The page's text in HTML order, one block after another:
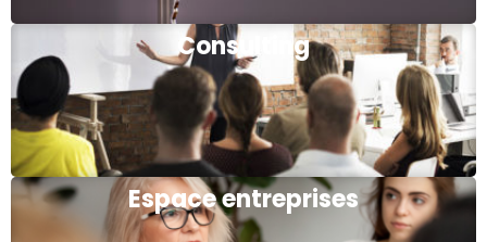
Consulting
Espace entreprises